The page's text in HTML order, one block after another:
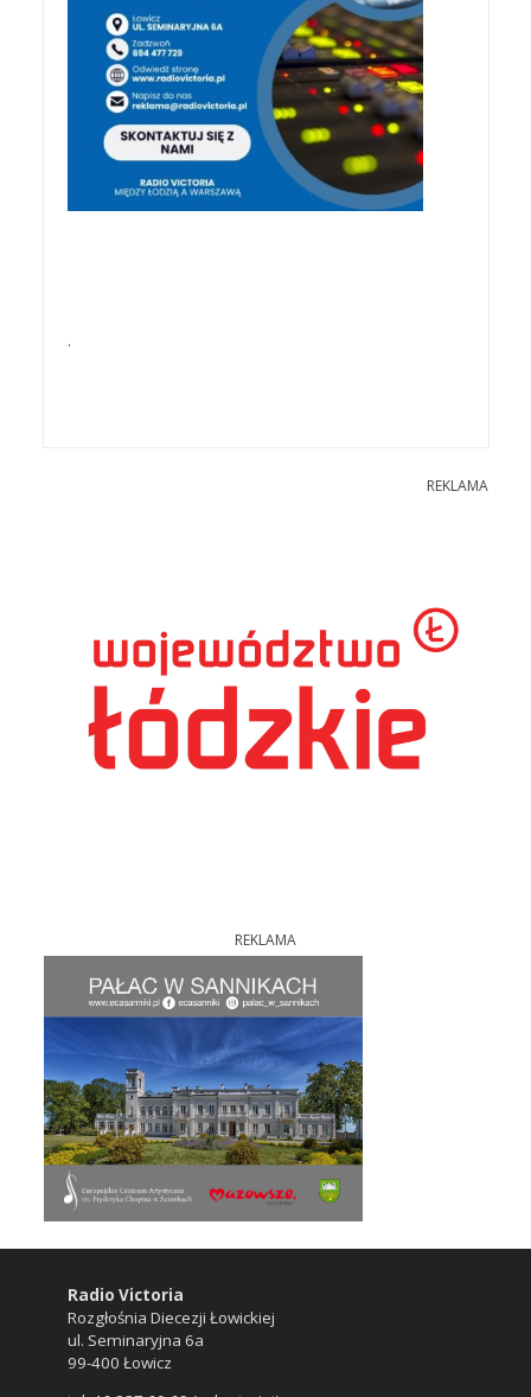
.
REKLAMA
REKLAMA
Radio Victoria
Rozgłośnia Diecezji Łowickiej
ul. Seminaryjna 6a
99-400 Łowicz